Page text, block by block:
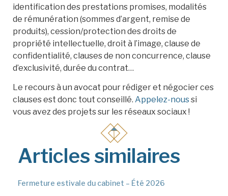
identification des prestations promises, modalités
de rémunération (sommes d’argent, remise de
produits), cession/protection des droits de
propriété intellectuelle, droit à l’image, clause de
confidentialité, clauses de non concurrence, clause
d’exclusivité, durée du contrat…
Le recours à un avocat pour rédiger et négocier ces
clauses est donc tout conseillé. Appelez-noussi
vous avez des projets sur les réseaux sociaux !
Articles similaires
Fermeture estivale du cabinet – Été 2026